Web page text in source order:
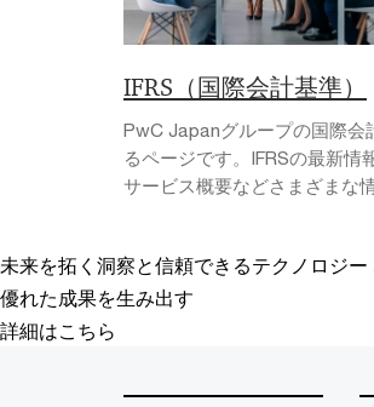
IFRS（国際会計基準）
PwC Japanグループの国際会
るページです。IFRSの最新情
サービス概要などさまざまな
未来を拓く洞察と信頼できるテクノロジー
優れた成果を生み出す
詳細はこちら